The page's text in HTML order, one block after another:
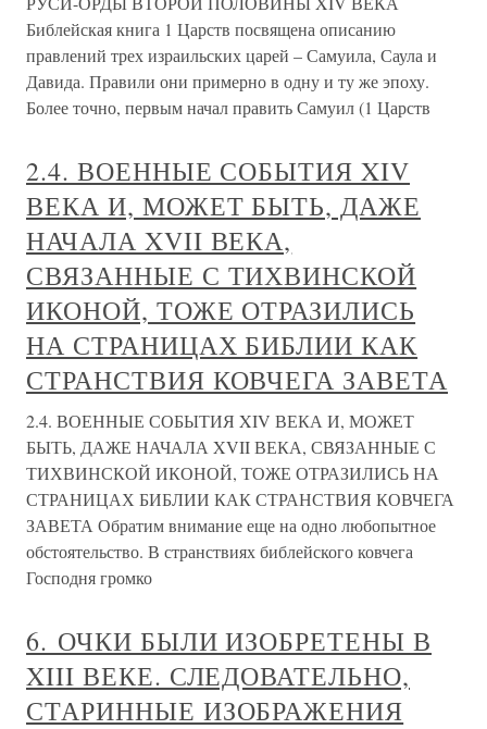
Библейская книга 1 Царств посвящена описанию
правлений трех израильских царей – Самуила, Саула и
Давида. Правили они примерно в одну и ту же эпоху.
Более точно, первым начал править Самуил (1 Царств
2.4. ВОЕННЫЕ СОБЫТИЯ XIV
ВЕКА И, МОЖЕТ БЫТЬ, ДАЖЕ
НАЧАЛА XVII ВЕКА,
СВЯЗАННЫЕ С ТИХВИНСКОЙ
ИКОНОЙ, ТОЖЕ ОТРАЗИЛИСЬ
НА СТРАНИЦАХ БИБЛИИ КАК
СТРАНСТВИЯ КОВЧЕГА ЗАВЕТА
2.4. ВОЕННЫЕ СОБЫТИЯ XIV ВЕКА И, МОЖЕТ
БЫТЬ, ДАЖЕ НАЧАЛА XVII ВЕКА, СВЯЗАННЫЕ С
ТИХВИНСКОЙ ИКОНОЙ, ТОЖЕ ОТРАЗИЛИСЬ НА
СТРАНИЦАХ БИБЛИИ КАК СТРАНСТВИЯ КОВЧЕГА
ЗАВЕТА Обратим внимание еще на одно любопытное
обстоятельство. В странствиях библейского ковчега
Господня громко
6. ОЧКИ БЫЛИ ИЗОБРЕТЕНЫ В
XIII ВЕКЕ. СЛЕДОВАТЕЛЬНО,
СТАРИННЫЕ ИЗОБРАЖЕНИЯ